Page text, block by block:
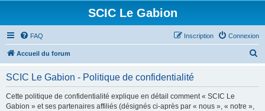
SCIC Le Gabion
FAQ Connexion
Inscription
Accueil du forum
SCIC Le Gabion - Politique de confidentialité
Cette politique de confidentialité explique en détail comment « SCIC Le
Gabion » et ses partenaires affiliés (désignés ci-après par « nous », « notre »,